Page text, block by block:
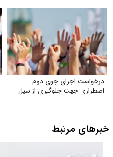
درخواست اجرای جوی دوم
اضطراری جهت جلوگیری از سیل
خبرهای مرتبط